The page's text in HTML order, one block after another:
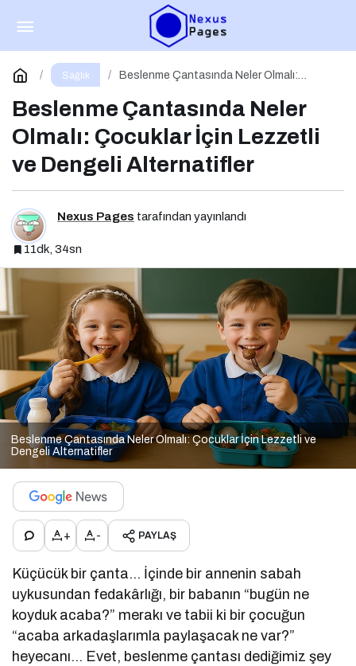
Sağlık
Beslenme Çantasında Neler Olmalı:
Alternatifler
Beslenme Çantasında Neler
Olmalı: Çocuklar İçin Lezzetli
ve Dengeli Alternatifler
Nexus Pages tarafından yayınlandı
11dk, 34sn
Beslenme Çantasında Neler Olmalı: Çocuklar İçin Lezzetli ve
Dengeli Alternatifler
+ - PAYLAŞ
Küçücük bir çanta… İçinde bir annenin sabah
uykusundan fedakârlığı, bir babanın “bugün ne
koyduk acaba?” merakı ve tabii ki bir çocuğun
“acaba arkadaşlarımla paylaşacak ne var?”
heyecanı… Evet, beslenme çantası dediğimiz şey
Okul Çağı Çocuklarında (6–12 yaş) Beslenme
Yorum Yap